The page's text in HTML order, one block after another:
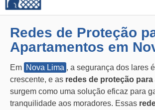
Redes de Proteção
Apartamentos em
Em Nova Lima , a segurança dos lares
crescente, e as redes de proteção
surgem como uma solução eficaz para
tranquilidade aos moradores. Essas